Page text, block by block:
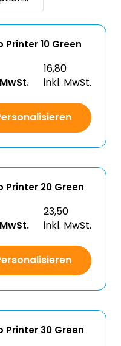
Printer 10 Green
16,80
inkl. MwSt.
Printer 20 Green
23,50
inkl. MwSt.
Printer 30 Green